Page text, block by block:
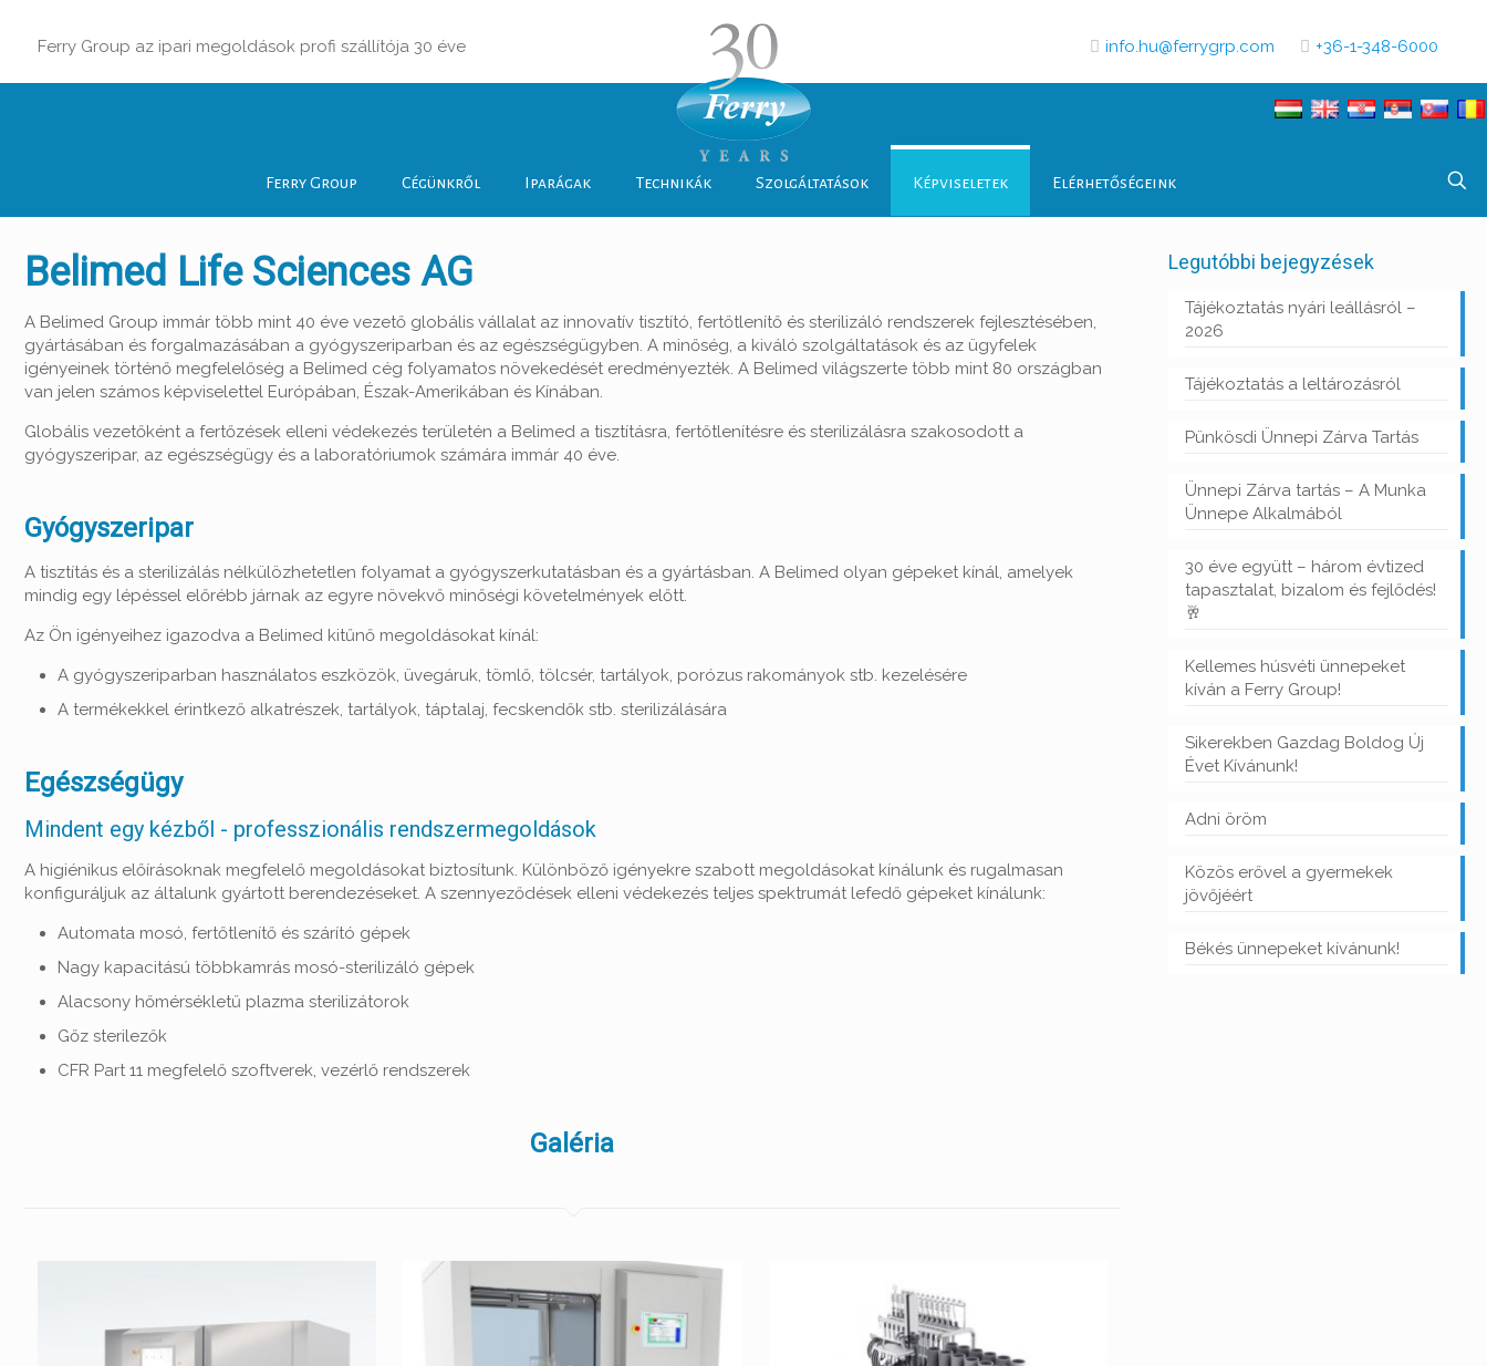
Ferry Group az ipari megoldások profi szállítója 30 éve +36-1-348-6000
info.hu@ferrygrp.com
Ferry Group Cégünkről Iparágak Technikák Szolgáltatások Képviseletek Elérhetőségeink
Belimed Life Sciences AG
A Belimed Group immár több mint 40 éve vezető globális vállalat az innovatív tisztító, fertőtlenítő és sterilizáló rendszerek fejlesztésében,
gyártásában és forgalmazásában a gyógyszeriparban és az egészségügyben. A minőség, a kiváló szolgáltatások és az ügyfelek
igényeinek történő megfelelőség a Belimed cég folyamatos növekedését eredményezték. A Belimed világszerte több mint 80 országban
van jelen számos képviselettel Európában, Észak-Amerikában és Kínában.
Globális vezetőként a fertőzések elleni védekezés területén a Belimed a tisztításra, fertőtlenítésre és sterilizálásra szakosodott a
gyógyszeripar, az egészségügy és a laboratóriumok számára immár 40 éve.
Gyógyszeripar
A tisztítás és a sterilizálás nélkülözhetetlen folyamat a gyógyszerkutatásban és a gyártásban. A Belimed olyan gépeket kínál, amelyek
mindig egy lépéssel előrébb járnak az egyre növekvő minőségi követelmények előtt.
Az Ön igényeihez igazodva a Belimed kitűnő megoldásokat kínál:
A gyógyszeriparban használatos eszközök, üvegáruk, tömlő, tölcsér, tartályok, porózus rakományok stb. kezelésére
A termékekkel érintkező alkatrészek, tartályok, táptalaj, fecskendők stb. sterilizálására
Egészségügy
Mindent egy kézből - professzionális rendszermegoldások
A higiénikus előírásoknak megfelelő megoldásokat biztosítunk. Különböző igényekre szabott megoldásokat kínálunk és rugalmasan
konfiguráljuk az általunk gyártott berendezéseket. A szennyeződések elleni védekezés teljes spektrumát lefedő gépeket kínálunk:
Automata mosó, fertőtlenítő és szárító gépek
Nagy kapacitású többkamrás mosó-sterilizáló gépek
Alacsony hőmérsékletű plazma sterilizátorok
Gőz sterilezők
CFR Part 11 megfelelő szoftverek, vezérlő rendszerek
Galéria
Legutóbbi bejegyzések
Tájékoztatás nyári leállásról –
2026
Tájékoztatás a leltározásról
Pünkösdi Ünnepi Zárva Tartás
Ünnepi Zárva tartás – A Munka
Ünnepe Alkalmából
30 éve együtt – három évtized
tapasztalat, bizalom és fejlődés!
🥂
Kellemes húsvéti ünnepeket
kíván a Ferry Group!
Sikerekben Gazdag Boldog Új
Évet Kívánunk!
Adni öröm
Közös erővel a gyermekek
jövőjéért
Békés ünnepeket kívánunk!